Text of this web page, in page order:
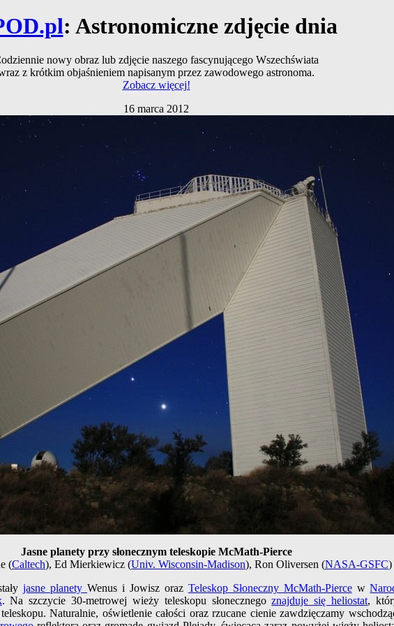
: Astronomiczne zdjęcie dnia
nowy obraz lub zdjęcie naszego fascynującego Wszechświata
z krótkim objaśnieniem napisanym przez zawodowego astronoma.
Zobacz więcej!
16 marca 2012
Jasne planety przy słonecznym teleskopie McMath-Pierce
(Caltech), Ed Mierkiewicz (Univ. Wisconsin-Madison), Ron Oliversen (NASA-GSFC)
jasne planetyWenus i Jowisz oraz Teleskop Słoneczny McMath-Piercew
. Na szczycie 30-metrowej wieży teleskopu słonecznegoznajduje się heliostat,
Naturalnie, oświetlenie całości oraz rzucane cienie zawdzięczamy